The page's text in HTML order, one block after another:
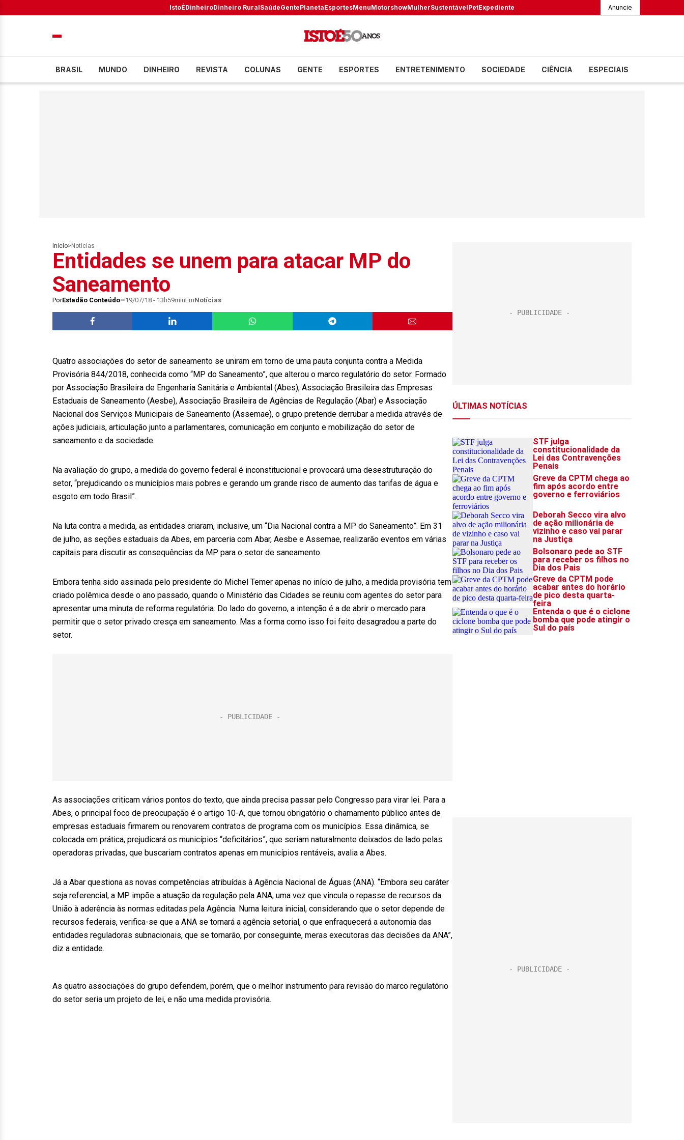
IstoÉDinheiroDinheiro RuralSaúdeGentePlanetaEsportesMenuMotorshowMulherSustentávelPetExpediente Anuncie
BRASIL MUNDO DINHEIRO REVISTA COLUNAS GENTE ESPORTES ENTRETENIMENTO SOCIEDADE CIÊNCIA ESPECIAIS
Início> Notícias
Entidades se unem para atacar MP do
Saneamento
PorEstadão Conteúdo 19/07/18 - 13h59minEmNotícias
Quatro associações do setor de saneamento se uniram em torno de uma pauta conjunta contra a Medida
Provisória 844/2018, conhecida como “MP do Saneamento”, que alterou o marco regulatório do setor. Formado
por Associação Brasileira de Engenharia Sanitária e Ambiental (Abes), Associação Brasileira das Empresas
Estaduais de Saneamento (Aesbe), Associação Brasileira de Agências de Regulação (Abar) e Associação
Nacional dos Serviços Municipais de Saneamento (Assemae), o grupo pretende derrubar a medida através de
ações judiciais, articulação junto a parlamentares, comunicação em conjunto e mobilização do setor de
saneamento e da sociedade.
Na avaliação do grupo, a medida do governo federal é inconstitucional e provocará uma desestruturação do
setor, “prejudicando os municípios mais pobres e gerando um grande risco de aumento das tarifas de água e
esgoto em todo Brasil”.
Na luta contra a medida, as entidades criaram, inclusive, um “Dia Nacional contra a MP do Saneamento”. Em 31
de julho, as seções estaduais da Abes, em parceria com Abar, Aesbe e Assemae, realizarão eventos em várias
capitais para discutir as consequências da MP para o setor de saneamento.
Embora tenha sido assinada pelo presidente do Michel Temer apenas no início de julho, a medida provisória tem
criado polêmica desde o ano passado, quando o Ministério das Cidades se reuniu com agentes do setor para
apresentar uma minuta de reforma regulatória. Do lado do governo, a intenção é a de abrir o mercado para
permitir que o setor privado cresça em saneamento. Mas a forma como isso foi feito desagradou a parte do
setor.
As associações criticam vários pontos do texto, que ainda precisa passar pelo Congresso para virar lei. Para a
Abes, o principal foco de preocupação é o artigo 10-A, que tornou obrigatório o chamamento público antes de
empresas estaduais firmarem ou renovarem contratos de programa com os municípios. Essa dinâmica, se
colocada em prática, prejudicará os municípios “deficitários”, que seriam naturalmente deixados de lado pelas
operadoras privadas, que buscariam contratos apenas em municípios rentáveis, avalia a Abes.
Já a Abar questiona as novas competências atribuídas à Agência Nacional de Águas (ANA). “Embora seu caráter
seja referencial, a MP impõe a atuação da regulação pela ANA, uma vez que vincula o repasse de recursos da
União à aderência às normas editadas pela Agência. Numa leitura inicial, considerando que o setor depende de
recursos federais, verifica-se que a ANA se tornará a agência setorial, o que enfraquecerá a autonomia das
entidades reguladoras subnacionais, que se tornarão, por conseguinte, meras executoras das decisões da ANA”,
diz a entidade.
As quatro associações do grupo defendem, porém, que o melhor instrumento para revisão do marco regulatório
do setor seria um projeto de lei, e não uma medida provisória.